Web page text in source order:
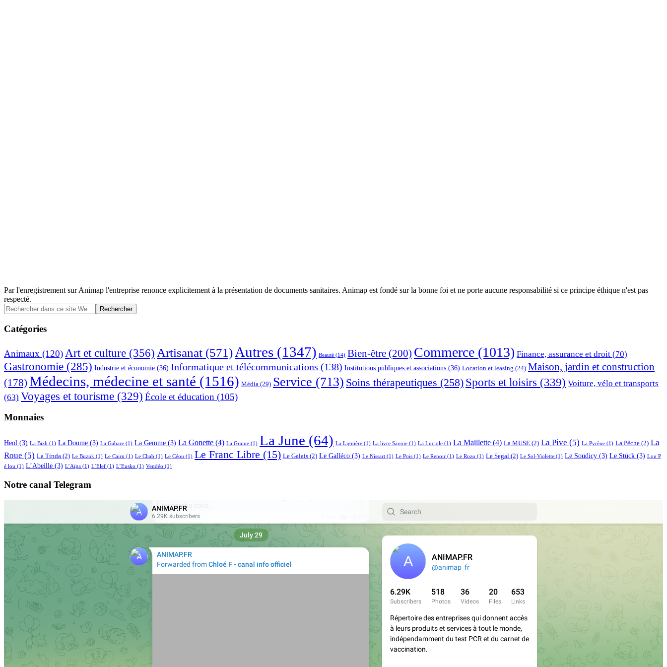
Par l'enregistrement sur Animap l'entreprise renonce explicitement à la présentation de documents sanitaires. Animap est fondé sur la bonne foi et ne porte aucune responsabilité si ce principe éthique n'est pas
respecté.
Barre
latérale
principale
Rechercher
dans
ce
site
Catégories
Animaux (120) Art et culture (356) Artisanat (571) Autres (1347) Beauté (14) Bien-être (200) Commerce (1013) Finance, assurance et droit (70)
Gastronomie (285) Industrie et économie (36) Informatique et télécommunications (138) Institutions publiques et associations (36) Location et leasing (24) Maison, jardin et construction
(178) Médecins, médecine et santé (1516) Média (29) Service (713) Soins thérapeutiques (258) Sports et loisirs (339) Voiture, vélo et transports
(63) Voyages et tourisme (329) École et éducation (105)
Monnaies
Heol (3) La Bizh (1) La Doume (3) La Gabare (1) La Gemme (3) La Gonette (4) La Graine (1) La June (64) La Lignière (1) La livre Savoie (1) La Luciole (1) La Maillette (4) La MUSE (2) La Pive (5) La Pyrène (1) La Pêche (2) La
Roue (5) La Tinda (2) Le Buzuk (1) Le Cairn (1) Le Chab (1) Le Céou (1) Le Franc Libre (15) Le Galais (2) Le Galléco (3) Le Nissart (1) Le Pois (1) Le Renoir (1) Le Rozo (1) Le Segal (2) Le Sol-Violette (1) Le Soudicy (3) Le Stück (3) Lou P
é lou (1) L’Abeille (3) L’Aïga (1) L’Elef (1) L’Eusko (1) Vendéo (1)
Notre canal Telegram